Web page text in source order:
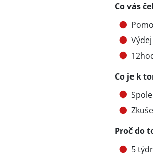
Co vás
Co je k
Proč do
5